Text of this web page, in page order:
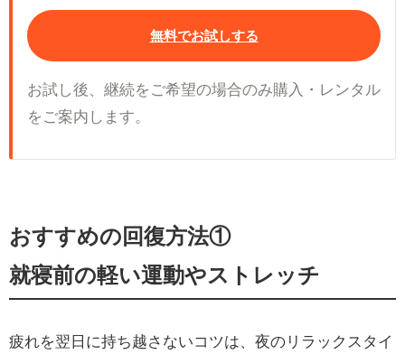
無料でお試しする
お試し後、継続をご希望の場合のみ購入・レンタル
をご案内します。
おすすめの回復方法①
就寝前の軽い運動やストレッチ
疲れを翌日に持ち越さないコツは、夜のリラックスタイ